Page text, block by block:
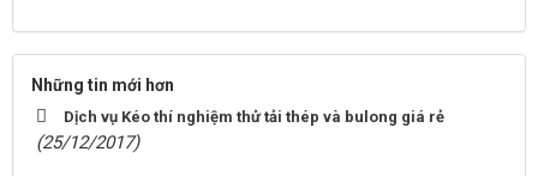
Những tin mới hơn
Dịch vụ Kéo thí nghiệm thử tải thép và bulong giá rẻ
(25/12/2017)